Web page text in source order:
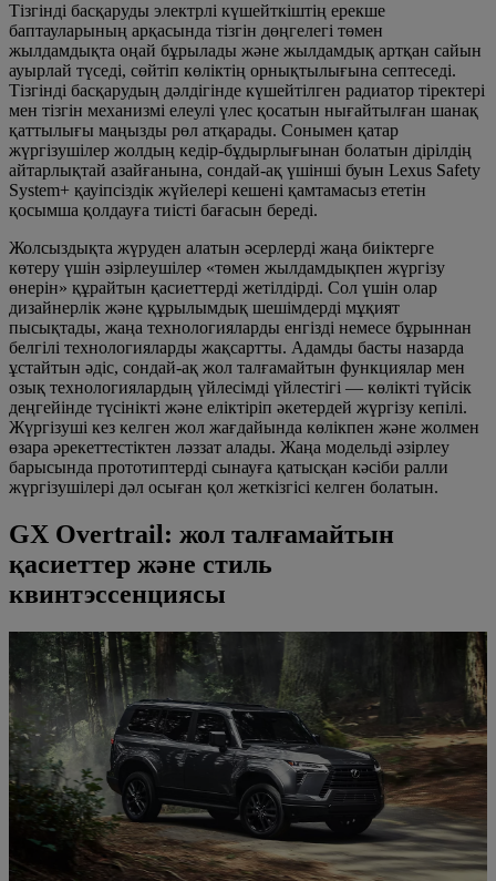
Тізгінді басқаруды электрлі күшейткіштің ерекше
баптауларының арқасында тізгін дөңгелегі төмен
жылдамдықта оңай бұрылады және жылдамдық артқан сайын
ауырлай түседі, сөйтіп көліктің орнықтылығына септеседі.
Тізгінді басқарудың дәлдігінде күшейтілген радиатор тіректері
мен тізгін механизмі елеулі үлес қосатын нығайтылған шанақ
қаттылығы маңызды рөл атқарады. Сонымен қатар
жүргізушілер жолдың кедір-бұдырлығынан болатын дірілдің
айтарлықтай азайғанына, сондай-ақ үшінші буын Lexus Safety
System+ қауіпсіздік жүйелері кешені қамтамасыз ететін
қосымша қолдауға тиісті бағасын береді.
Жолсыздықта жүруден алатын әсерлерді жаңа биіктерге
көтеру үшін әзірлеушілер «төмен жылдамдықпен жүргізу
өнерін» құрайтын қасиеттерді жетілдірді. Сол үшін олар
дизайнерлік және құрылымдық шешімдерді мұқият
пысықтады, жаңа технологияларды енгізді немесе бұрыннан
белгілі технологияларды жақсартты. Адамды басты назарда
ұстайтын әдіс, сондай-ақ жол талғамайтын функциялар мен
озық технологиялардың үйлесімді үйлестігі — көлікті түйсік
деңгейінде түсінікті және еліктіріп әкетердей жүргізу кепілі.
Жүргізуші кез келген жол жағдайында көлікпен және жолмен
өзара әрекеттестіктен ләззат алады. Жаңа модельді әзірлеу
барысында прототиптерді сынауға қатысқан кәсіби ралли
жүргізушілері дәл осыған қол жеткізгісі келген болатын.
GX Overtrail: жол талғамайтын
қасиеттер және стиль
квинтэссенциясы